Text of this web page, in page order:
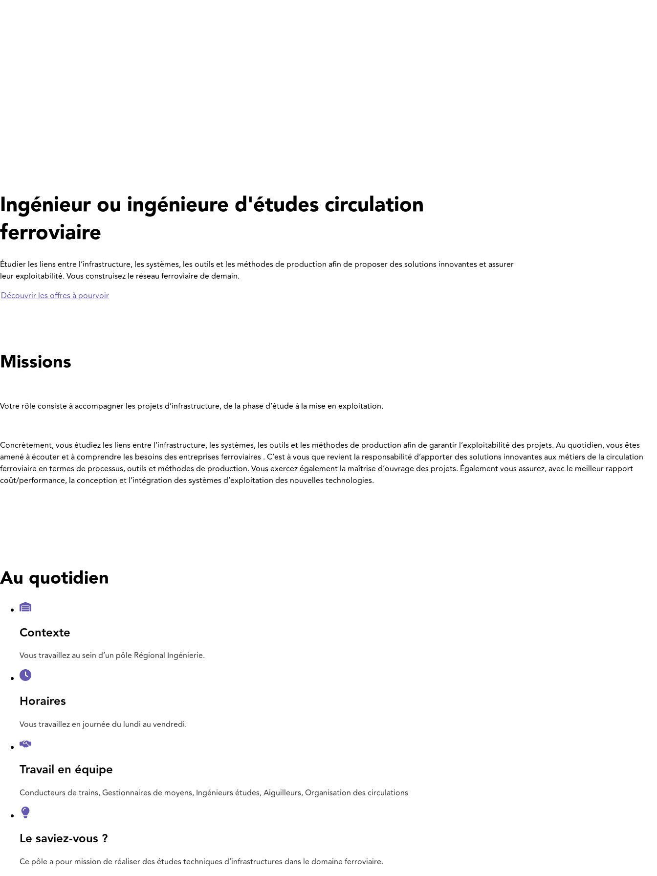
Ingénieur ou ingénieure d'études circulation
ferroviaire
Étudier les liens entre l’infrastructure, les systèmes, les outils et les méthodes de production afin de proposer des solutions innovantes et assurer
leur exploitabilité. Vous construisez le réseau ferroviaire de demain.
Découvrir les offres à pourvoir
Missions
Votre rôle consiste à accompagner les projets d’infrastructure, de la phase d’étude à la mise en exploitation.
Concrètement, vous étudiez les liens entre l’infrastructure, les systèmes, les outils et les méthodes de production afin de garantir l’exploitabilité des projets. Au quotidien, vous êtes
amené à écouter et à comprendre les besoins des entreprises ferroviaires . C’est à vous que revient la responsabilité d’apporter des solutions innovantes aux métiers de la circulation
ferroviaire en termes de processus, outils et méthodes de production. Vous exercez également la maîtrise d’ouvrage des projets. Également vous assurez, avec le meilleur rapport
coût/performance, la conception et l’intégration des systèmes d’exploitation des nouvelles technologies.
Au quotidien
Contexte
Vous travaillez au sein d’un pôle Régional Ingénierie.
Horaires
Vous travaillez en journée du lundi au vendredi.
Travail en équipe
Conducteurs de trains, Gestionnaires de moyens, Ingénieurs études, Aiguilleurs, Organisation des circulations
Le saviez-vous ?
Ce pôle a pour mission de réaliser des études techniques d’infrastructures dans le domaine ferroviaire.